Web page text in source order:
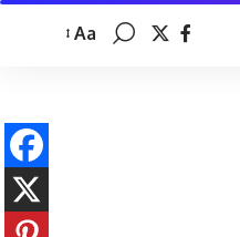
تغيير
Aa